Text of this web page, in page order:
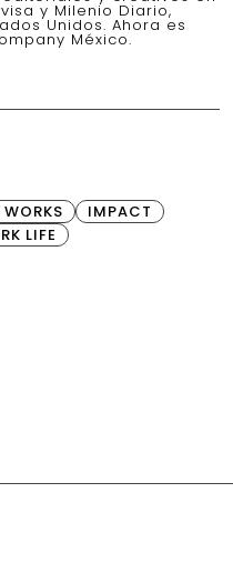
y Milenio Diario,
Unidos. Ahora es
México.
IMPACT
LIFE